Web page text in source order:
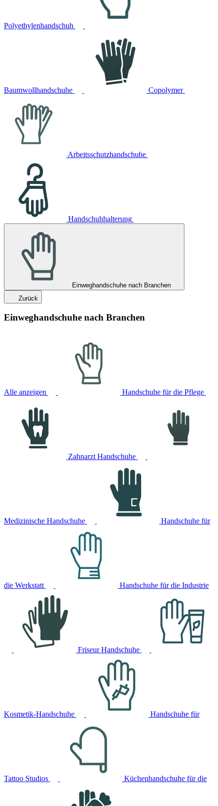
Polyethylenhandschuh
Baumwollhandschuhe Copolymer
Arbeitsschutzhandschuhe
Handschuhhalterung
Einweghandschuhe nach Branchen
Zurück
Einweghandschuhe nach Branchen
Alle anzeigen Handschuhe für die Pflege
Zahnarzt Handschuhe
Medizinische Handschuhe Handschuhe für
die Werkstatt Handschuhe für die Industrie
Friseur Handschuhe
Kosmetik-Handschuhe Handschuhe für
Tattoo Studios Küchenhandschuhe für die